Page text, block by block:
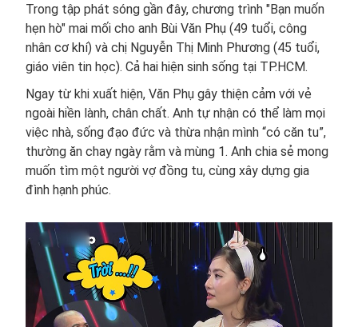
Trong tập phát sóng gần đây, chương trình "Bạn muốn
hẹn hò" mai mối cho anh Bùi Văn Phụ (49 tuổi, công
nhân cơ khí) và chị Nguyễn Thị Minh Phương (45 tuổi,
giáo viên tin học). Cả hai hiện sinh sống tại TP.HCM.
Ngay từ khi xuất hiện, Văn Phụ gây thiện cảm với vẻ
ngoài hiền lành, chân chất. Anh tự nhận có thể làm mọi
việc nhà, sống đạo đức và thừa nhận mình “có căn tu”,
thường ăn chay ngày rằm và mùng 1. Anh chia sẻ mong
muốn tìm một người vợ đồng tu, cùng xây dựng gia
đình hạnh phúc.